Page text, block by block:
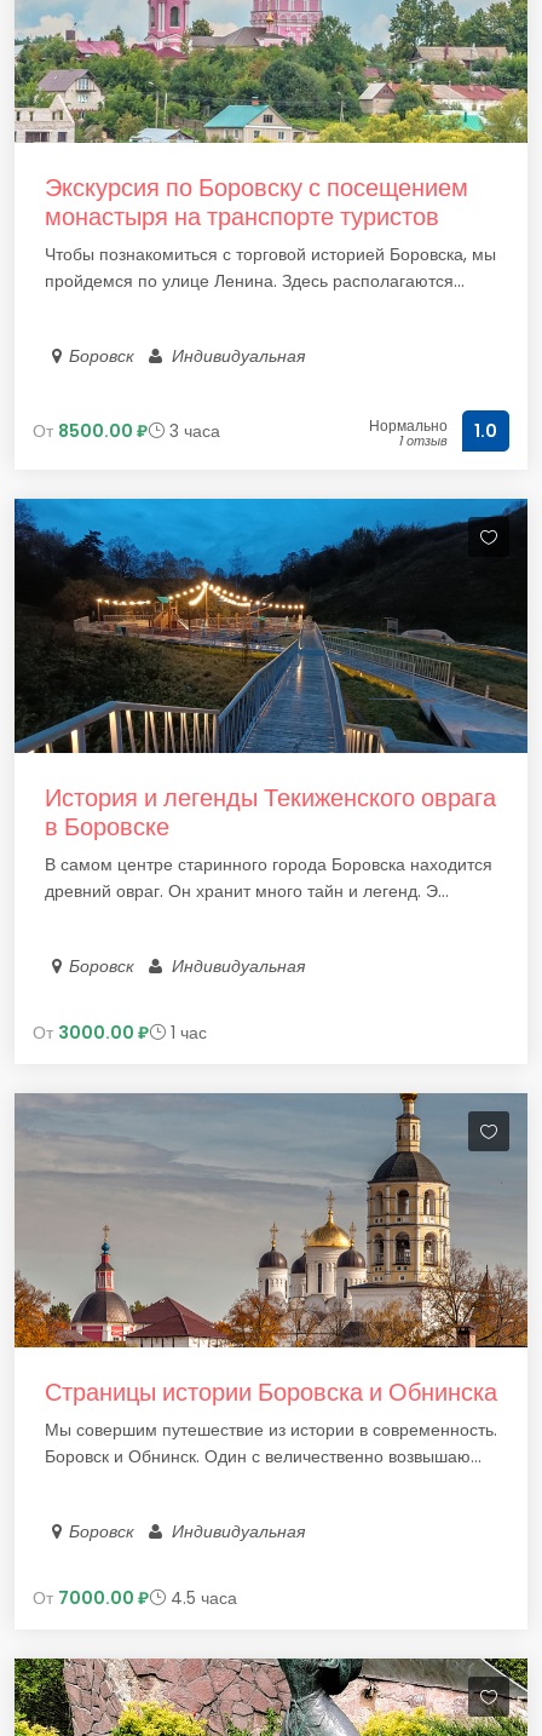
Экскурсия по Боровску с посещением
монастыря на транспорте туристов
Чтобы познакомиться с торговой историей Боровска, мы
пройдемся по улице Ленина. Здесь располагаются...
Боровск Индивидуальная
От 8500.00 ₽ 3 часа Нормально
1 отзыв 1.0
История и легенды Текиженского оврага
в Боровске
В самом центре старинного города Боровска находится
древний овраг. Он хранит много тайн и легенд. Э...
Боровск Индивидуальная
От 3000.00 ₽ 1 час
Страницы истории Боровска и Обнинска
Мы совершим путешествие из истории в современность.
Боровск и Обнинск. Один с величественно возвышаю...
Боровск Индивидуальная
От 7000.00 ₽ 4.5 часа